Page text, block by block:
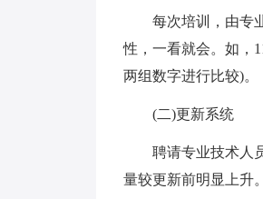
每次培训，由专
性，一看就会。如，
两组数字进行比较)。
(二)更新系统
聘请专业技术人
量较更新前明显上升。